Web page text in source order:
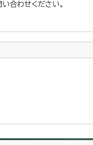
合わせください。